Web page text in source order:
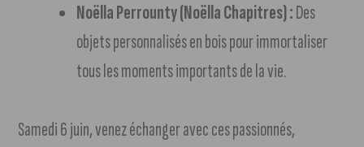
Noëlla Perrounty (Noëlla Chapitres) :Des
objets personnalisés en bois pour immortaliser
tous les moments importants de la vie.
Samedi 6 juin, venez échanger avec ces passionnés,